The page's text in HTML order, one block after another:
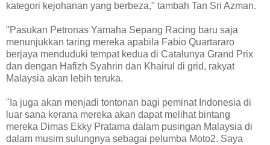
kategori kejohanan yang berbeza," tambah Tan Sri Azman.
"Pasukan Petronas Yamaha Sepang Racing baru saja
menunjukkan taring mereka apabila Fabio Quartararo
berjaya menduduki tempat kedua di Catalunya Grand Prix
dan dengan Hafizh Syahrin dan Khairul di grid, rakyat
Malaysia akan lebih teruka.
"Ia juga akan menjadi tontonan bagi peminat Indonesia di
luar sana kerana mereka akan dapat melihat bintang
mereka Dimas Ekky Pratama dalam pusingan Malaysia di
dalam musim sulungnya sebagai pelumba Moto2. Saya